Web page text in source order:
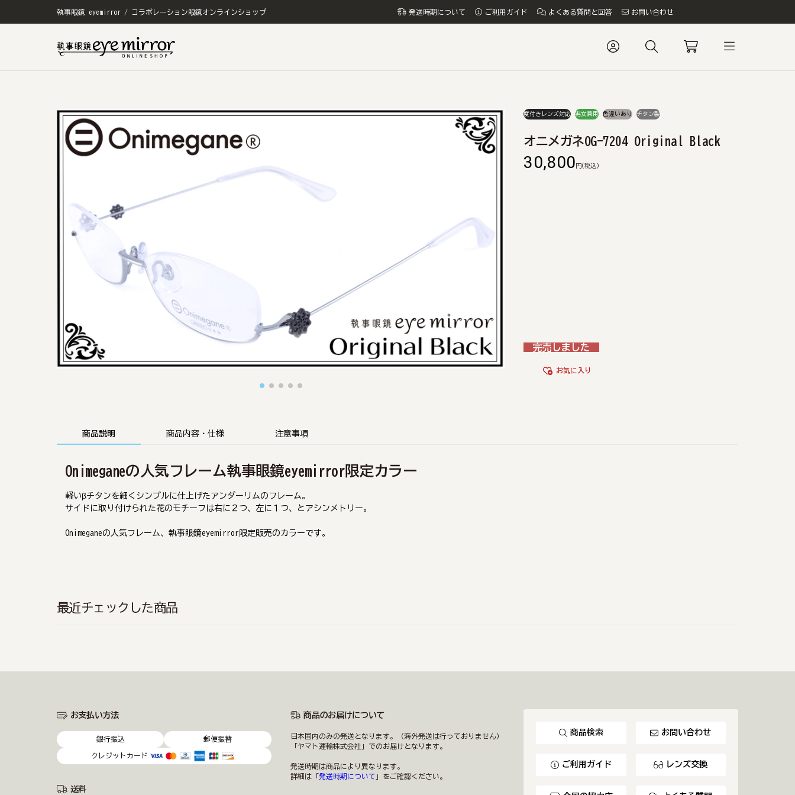
執事眼鏡 eyemirror / コラボレーション眼鏡オンラインショップ 発送時期について ご利用ガイド よくある質問と回答 お問い合わせ
度付きレンズ対応 男女兼用 色違いあり チタン製
オニメガネOG-7204 Original Black
30,800 円 (税込)
完売しました
お気に入り
商品説明 商品内容・仕様 注意事項
Onimeganeの人気フレーム執事眼鏡eyemirror限定カラー
軽いβチタンを細くシンプルに仕上げたアンダーリムのフレーム。
サイドに取り付けられた花のモチーフは右に２つ、左に１つ、とアシンメトリー。
Onimeganeの人気フレーム、執事眼鏡eyemirror限定販売のカラーです。
最近チェックした商品
お支払い方法
銀行振込 郵便振替
クレジットカード
送料
商品のお届けについて
日本国内のみの発送となります。（海外発送は行っておりません）
「ヤマト運輸株式会社」でのお届けとなります。
発送時期は商品により異なります。
詳細は「 発送時期について 」をご確認ください。
商品検索 お問い合わせ
ご利用ガイド レンズ交換